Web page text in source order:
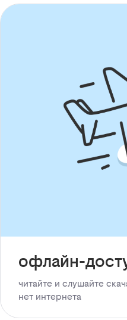
офлайн-
читайте и слушайте
нет интернета